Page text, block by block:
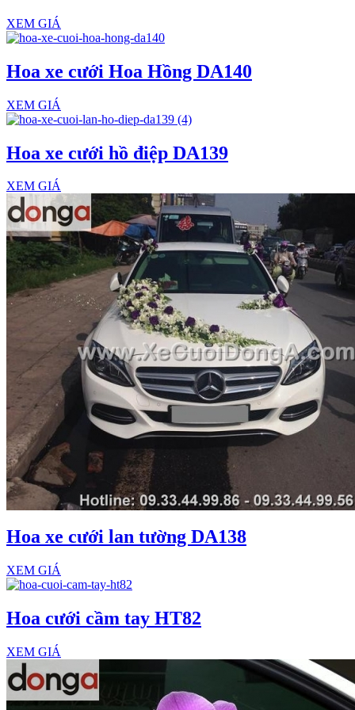
XEM GIÁ
Hoa xe cưới Hoa Hồng DA140
XEM GIÁ
Hoa xe cưới hồ điệp DA139
XEM GIÁ
Hoa xe cưới lan tường DA138
XEM GIÁ
Hoa cưới cầm tay HT82
XEM GIÁ